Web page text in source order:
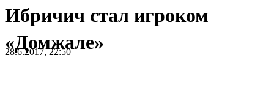
Ибричич стал игроком
«Домжале»
28.6.2017, 22:50